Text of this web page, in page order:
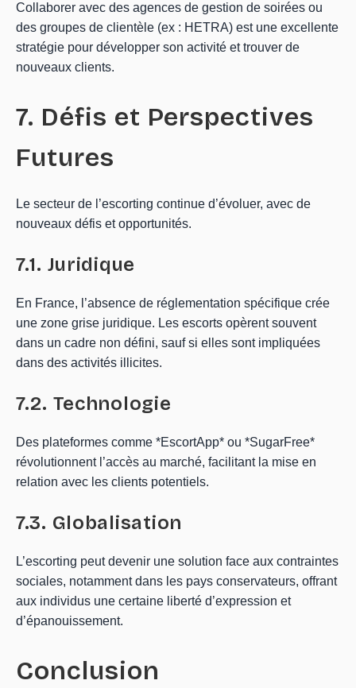
Collaborer avec des agences de gestion de soirées ou
des groupes de clientèle (ex : HETRA) est une excellente
stratégie pour développer son activité et trouver de
nouveaux clients.
7. Défis et Perspectives
Futures
Le secteur de l’escorting continue d’évoluer, avec de
nouveaux défis et opportunités.
7.1. Juridique
En France, l’absence de réglementation spécifique crée
une zone grise juridique. Les escorts opèrent souvent
dans un cadre non défini, sauf si elles sont impliquées
dans des activités illicites.
7.2. Technologie
Des plateformes comme *EscortApp* ou *SugarFree*
révolutionnent l’accès au marché, facilitant la mise en
relation avec les clients potentiels.
7.3. Globalisation
L’escorting peut devenir une solution face aux contraintes
sociales, notamment dans les pays conservateurs, offrant
aux individus une certaine liberté d’expression et
d’épanouissement.
Conclusion